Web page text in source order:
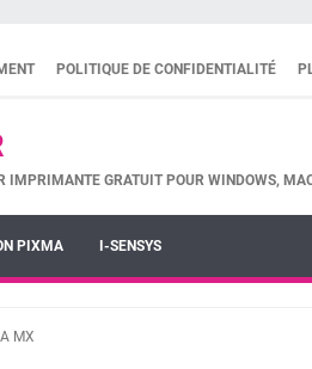
POLITIQUE DE CONFIDENTIALITÉ
IMPRIMANTE GRATUIT POUR WINDOWS,
PIXMA I-SENSYS
MX